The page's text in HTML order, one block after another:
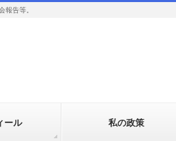
報告等。
ール 私の政策